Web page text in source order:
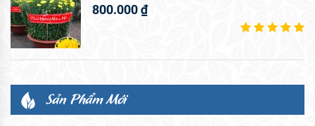
800.000₫
Sản Phẩm Mới